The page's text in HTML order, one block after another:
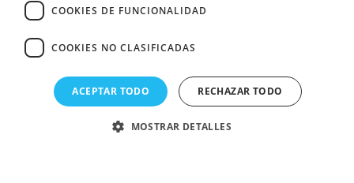
location_on
Ctra de Mollet a Sabadell Km 4,3 Pol Ind. Can Vinyals, Nave 18 08130 -
Privacidad· Política de cookies
COOKIES DE FUNCIONALIDAD
COOKIES NO CLASIFICADAS
ACEPTAR TODO RECHAZAR TODO
MOSTRAR DETALLES